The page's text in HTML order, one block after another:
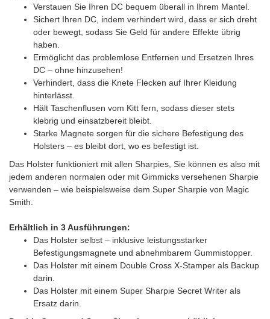
Verstauen Sie Ihren DC bequem überall in Ihrem Mantel.
Sichert Ihren DC, indem verhindert wird, dass er sich dreht
oder bewegt, sodass Sie Geld für andere Effekte übrig
haben.
Ermöglicht das problemlose Entfernen und Ersetzen Ihres
DC – ohne hinzusehen!
Verhindert, dass die Knete Flecken auf Ihrer Kleidung
hinterlässt.
Hält Taschenflusen vom Kitt fern, sodass dieser stets
klebrig und einsatzbereit bleibt.
Starke Magnete sorgen für die sichere Befestigung des
Holsters – es bleibt dort, wo es befestigt ist.
Das Holster funktioniert mit allen Sharpies, Sie können es also mit
jedem anderen normalen oder mit Gimmicks versehenen Sharpie
verwenden – wie beispielsweise dem Super Sharpie von Magic
Smith.
Erhältlich in 3 Ausführungen:
Das Holster selbst – inklusive leistungsstarker
Befestigungsmagnete und abnehmbarem Gummistopper.
Das Holster mit einem Double Cross X-Stamper als Backup
darin.
Das Holster mit einem Super Sharpie Secret Writer als
Ersatz darin.